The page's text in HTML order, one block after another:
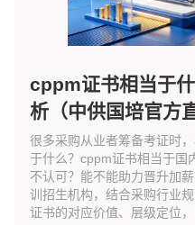
cppm证书相当于
析（中供国培官方
很多采购从业者筹备考证时
于什么？cppm证书相当于国
不认可？能不能助力晋升加
训招生机构，结合采购行业
证书的对应价值、层级定位，